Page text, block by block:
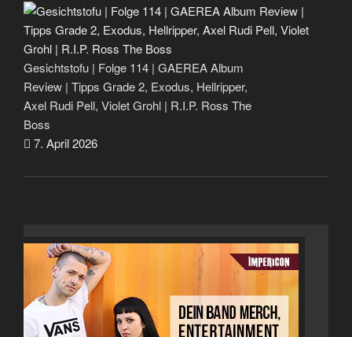
Gesichtstofu | Folge 114 | GAEREA Album
Review | Tipps Grade 2, Exodus, Hellripper,
Axel Rudi Pell, Violet Grohl | R.I.P. Ross The
Boss
7. April 2026